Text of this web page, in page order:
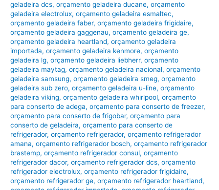
geladeira dcs,orçamento geladeira ducane,orçamento
geladeira electrolux,orçamento geladeira esmaltec,
orçamento geladeira faber,orçamento geladeira frigidaire,
orçamento geladeira gaggenau,orçamento geladeira ge,
orçamento geladeira heartland,orçamento geladeira
importada,orçamento geladeira kenmore,orçamento
geladeira lg,orçamento geladeira liebherr,orçamento
geladeira maytag,orçamento geladeira nacional,orçamento
geladeira samsung,orçamento geladeira smeg,orçamento
geladeira sub zero,orçamento geladeira u-line,orçamento
geladeira viking,orçamento geladeira whirlpool,orçamento
para conserto de adega,orçamento para conserto de freezer,
orçamento para conserto de frigobar,orçamento para
conserto de geladeira,orçamento para conserto de
refrigerador,orçamento refrigerador,orçamento refrigerador
amana,orçamento refrigerador bosch,orçamento refrigerador
brastemp,orçamento refrigerador consul,orçamento
refrigerador dacor,orçamento refrigerador dcs,orçamento
refrigerador electrolux,orçamento refrigerador frigidaire,
orçamento refrigerador ge,orçamento refrigerador heartland,